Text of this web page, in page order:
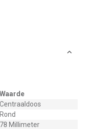
Waarde
Centraaldoos
Rond
78 Millimeter